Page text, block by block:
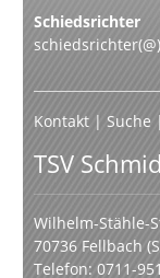
Schiedsrichter
Kontakt | Suche |
TSV
Wilhelm-Stähle-
70736 Fellbach
Telefon: 0711-